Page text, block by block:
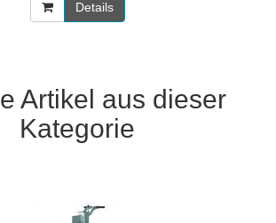
Details
Artikel aus dieser
Kategorie